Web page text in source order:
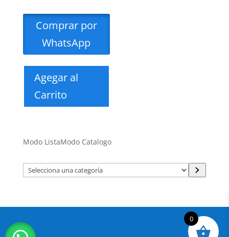
Comprar por
WhatsApp
Agegar al
Carrito
Modo ListaModo Catalogo
Selecciona
una
0